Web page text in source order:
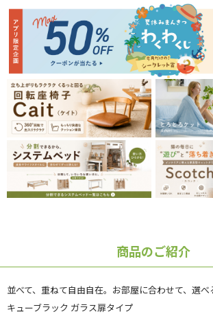
商品のご紹介
並べて、重ねて自由自在。お部屋に合わせて、選べ
キューブラック ガラス扉タイプ